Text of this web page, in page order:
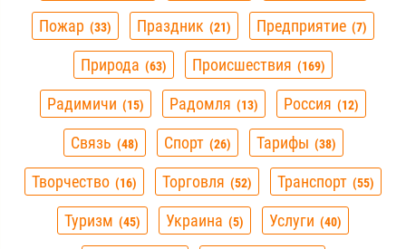
Пожар 33 Праздник 21 Предприятие 7
Природа 63 Происшествия 169
Радимичи 15 Радомля 13 Россия 12
Связь 48 Спорт 26 Тарифы 38
Творчество 16 Торговля 52 Транспорт 55
Туризм 45 Украина 5 Услуги 40